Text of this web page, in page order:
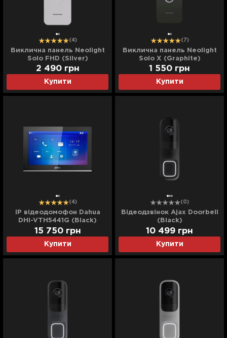
(4)
Виклична панель Neolight
Solo FHD (Silver)
Купити
2 490 грн
(7)
Виклична панель Neolight
Solo X (Graphite)
Купити
1 550 грн
(4)
IP відеодомофон Dahua
DHI-VTH5441G (Black)
Купити
15 750 грн
(0)
Відеодзвінок Ajax Doorbell
(Black)
Купити
10 499 грн